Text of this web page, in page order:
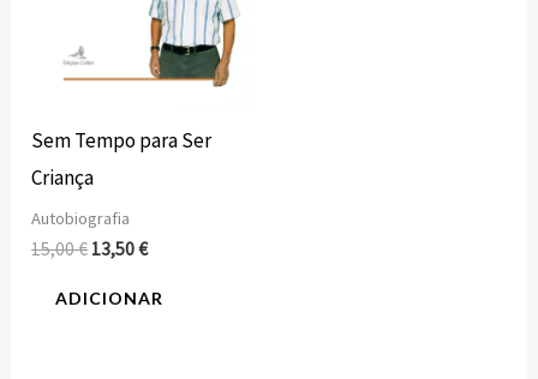
Sem Tempo para Ser
Criança
Autobiografia
15,00€ 13,50€
ADICIONAR